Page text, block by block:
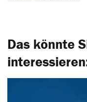
Das könnte